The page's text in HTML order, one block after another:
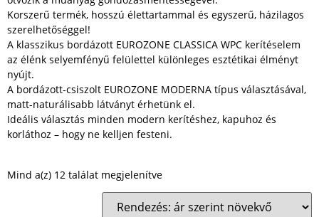
Korszerű termék, hosszú élettartammal és egyszerű, házilagos
szerelhetőséggel!
A klasszikus bordázott EUROZONE CLASSICA WPC kerítéselem
az élénk selyemfényű felülettel különleges esztétikai élményt
nyújt.
A bordázott-csiszolt EUROZONE MODERNA típus választásával,
matt-naturálisabb látványt érhetünk el.
Ideális választás minden modern kerítéshez, kapuhoz és
korláthoz – hogy ne kelljen festeni.
Mind a(z) 12 találat megjelenítve